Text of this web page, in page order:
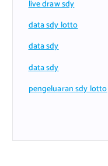
live draw sdy
data sdy lotto
data sdy
data sdy
pengeluaran sdy lotto